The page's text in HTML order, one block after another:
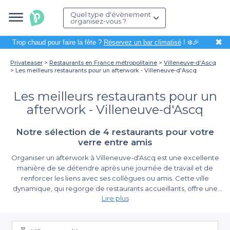
Quel type d'évènement
organisez-vous ?
Trop chaud pour faire la fête ? Réservez un bar climatisé! ❄️🎉 ✖
Privateaser Restaurants en France métropolitaine
Villeneuve-d'Ascq
Les meilleurs restaurants pour un afterwork - Villeneuve-d'Ascq
Les meilleurs restaurants pour un
afterwork - Villeneuve-d'Ascq
Notre sélection de 4 restaurants pour votre
verre entre amis
Organiser un afterwork à Villeneuve-d'Ascq est une excellente
manière de se détendre après une journée de travail et de
renforcer les liens avec ses collègues ou amis. Cette ville
dynamique, qui regorge de restaurants accueillants, offre une
multitude d'options pour se retrouver dans une ambiance
verre autour d'un cocktail ou déguster une cuisine fine,
Découvrez la simplicité de la réservation avec
Lire plus